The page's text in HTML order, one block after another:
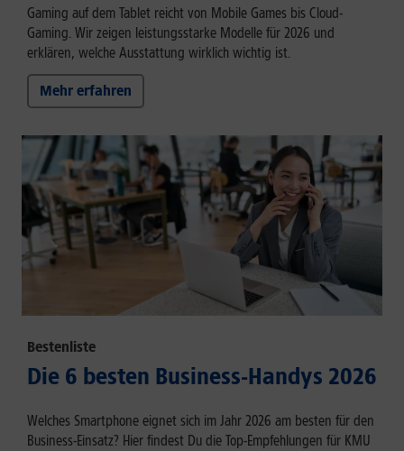
Gaming auf dem Tablet reicht von Mobile Games bis Cloud-
Gaming. Wir zeigen leistungsstarke Modelle für 2026 und
erklären, welche Ausstattung wirklich wichtig ist.
Mehr erfahren
Bestenliste
Die 6 besten Business-Handys 2026
Welches Smartphone eignet sich im Jahr 2026 am besten für den
Business-Einsatz? Hier findest Du die Top-Empfehlungen für KMU